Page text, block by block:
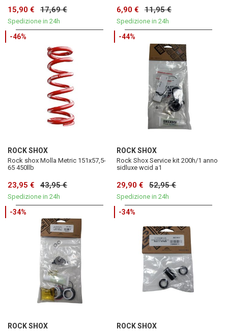
15,90 € 17,69 €
Spedizione in 24h
6,90 € 11,95 €
Spedizione in 24h
-46%
ROCK SHOX
Rock shox Molla Metric 151x57,5-
65 450llb
23,95 € 43,95 €
Spedizione in 24h
-44%
ROCK SHOX
Rock Shox Service kit 200h/1 anno
sidluxe wcid a1
29,90 € 52,95 €
Spedizione in 24h
-34%
ROCK SHOX
-34%
ROCK SHOX